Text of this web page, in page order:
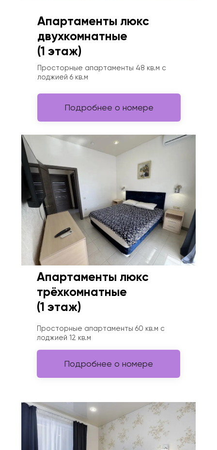
Подробнее о номере
Апартаменты люкс
двухкомнатные
(1 этаж)
Просторные апартаменты 48 кв.м с
лоджией 6 кв.м
Подробнее о номере
Апартаменты люкс
трёхкомнатные
(1 этаж)
Просторные апартаменты 60 кв.м с
лоджией 12 кв.м